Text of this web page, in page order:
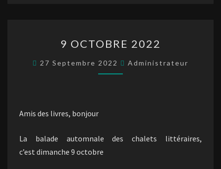
OCTOBRE
2022
9 OCTOBRE 2022
27 Septembre 2022 Administrateur
Amis des livres, bonjour
La balade automnale des chalets littéraires,
c’est dimanche 9 octobre